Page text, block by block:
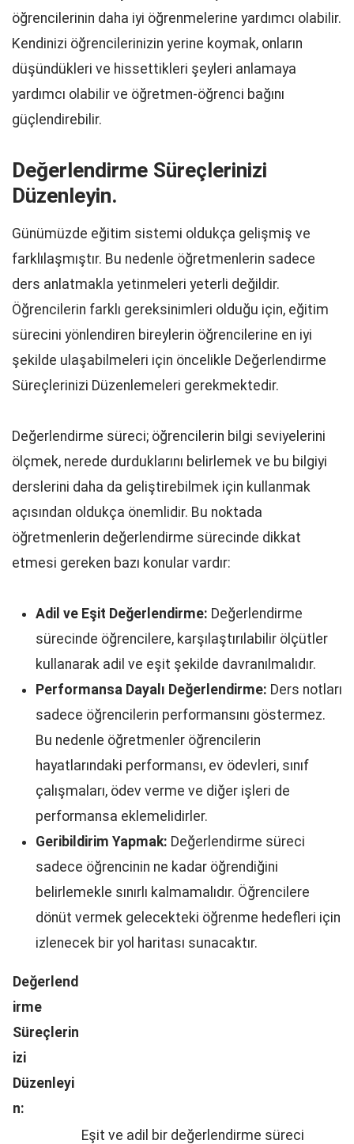
öğrencilerinin daha iyi öğrenmelerine yardımcı olabilir.
Kendinizi öğrencilerinizin yerine koymak, onların
düşündükleri ve hissettikleri şeyleri anlamaya
yardımcı olabilir ve öğretmen-öğrenci bağını
güçlendirebilir.
Değerlendirme Süreçlerinizi
Düzenleyin.
Günümüzde eğitim sistemi oldukça gelişmiş ve
farklılaşmıştır. Bu nedenle öğretmenlerin sadece
ders anlatmakla yetinmeleri yeterli değildir.
Öğrencilerin farklı gereksinimleri olduğu için, eğitim
sürecini yönlendiren bireylerin öğrencilerine en iyi
şekilde ulaşabilmeleri için öncelikle Değerlendirme
Süreçlerinizi Düzenlemeleri gerekmektedir.
Değerlendirme süreci; öğrencilerin bilgi seviyelerini
ölçmek, nerede durduklarını belirlemek ve bu bilgiyi
derslerini daha da geliştirebilmek için kullanmak
açısından oldukça önemlidir. Bu noktada
öğretmenlerin değerlendirme sürecinde dikkat
etmesi gereken bazı konular vardır:
Adil ve Eşit Değerlendirme: Değerlendirme
sürecinde öğrencilere, karşılaştırılabilir ölçütler
kullanarak adil ve eşit şekilde davranılmalıdır.
Performansa Dayalı Değerlendirme: Ders notları
sadece öğrencilerin performansını göstermez.
Bu nedenle öğretmenler öğrencilerin
hayatlarındaki performansı, ev ödevleri, sınıf
çalışmaları, ödev verme ve diğer işleri de
performansa eklemelidirler.
Geribildirim Yapmak: Değerlendirme süreci
sadece öğrencinin ne kadar öğrendiğini
belirlemekle sınırlı kalmamalıdır. Öğrencilere
dönüt vermek gelecekteki öğrenme hedefleri için
izlenecek bir yol haritası sunacaktır.
Değerlend
irme
Süreçlerin
izi
Düzenleyi
n:
Eşit ve adil bir değerlendirme süreci